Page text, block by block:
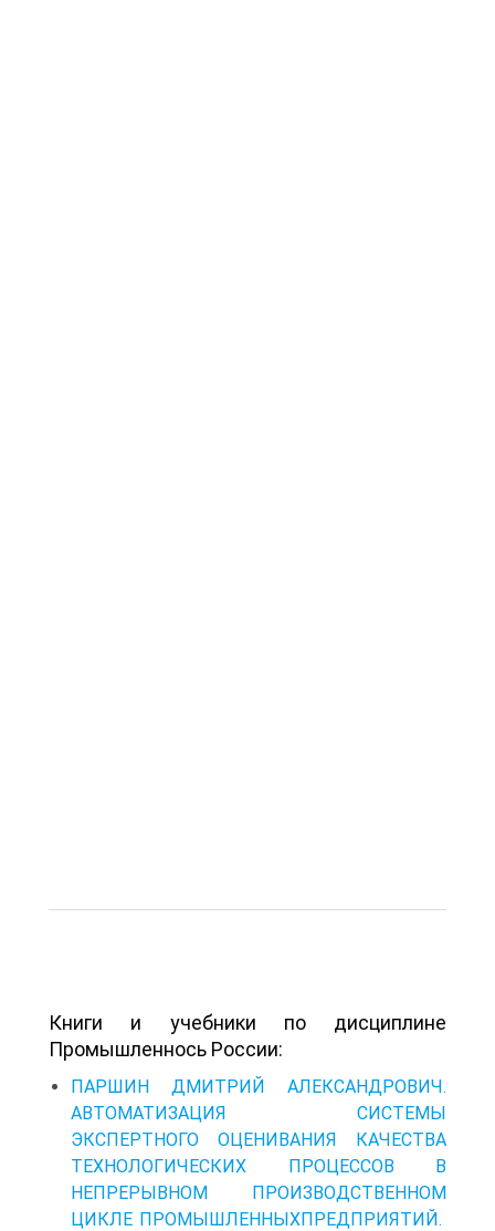
Книги и учебники по дисциплине
Промышленнось России:
ПАРШИН ДМИТРИЙ АЛЕКСАНДРОВИЧ.
АВТОМАТИЗАЦИЯ СИСТЕМЫ
ЭКСПЕРТНОГО ОЦЕНИВАНИЯ КАЧЕСТВА
ТЕХНОЛОГИЧЕСКИХ ПРОЦЕССОВ В
НЕПРЕРЫВНОМ ПРОИЗВОДСТВЕННОМ
ЦИКЛЕ ПРОМЫШЛЕННЫХПРЕДПРИЯТИЙ.